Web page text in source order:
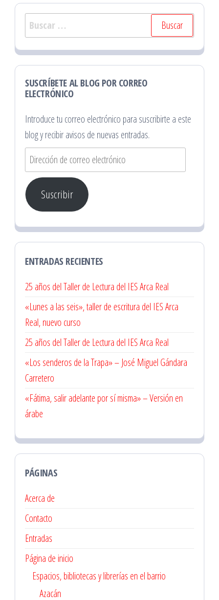
Buscar:
SUSCRÍBETE AL BLOG POR CORREO
ELECTRÓNICO
Introduce tu correo electrónico para suscribirte a este
blog y recibir avisos de nuevas entradas.
Dirección
de
correo
electrónico
Suscribir
ENTRADAS RECIENTES
25 años del Taller de Lectura del IES Arca Real
«Lunes a las seis», taller de escritura del IES Arca
Real, nuevo curso
25 años del Taller de Lectura del IES Arca Real
«Los senderos de la Trapa» – José Miguel Gándara
Carretero
«Fátima, salir adelante por sí misma» – Versión en
árabe
PÁGINAS
Acerca de
Contacto
Entradas
Página de inicio
Espacios, bibliotecas y librerías en el barrio
Azacán